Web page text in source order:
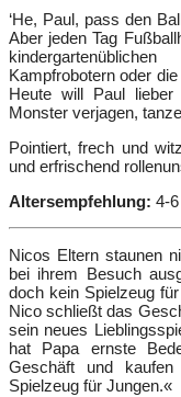
‘He, Paul, pass den
Aber jeden Tag
Kampfrobotern oder
Heute will Paul lieber
Monster verjagen,
Pointiert, frech und
und erfrischend
Altersempfehlung: 4-
Nicos Eltern staunen
bei ihrem Besuch
doch kein Spielzeug
Nico schließt das
sein neues
hat Papa ernste
Geschäft und
Spielzeug für Jungen.«